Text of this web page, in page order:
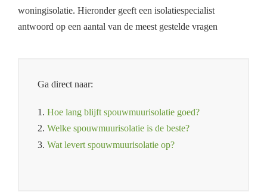
woningisolatie. Hieronder geeft een isolatiespecialist
antwoord op een aantal van de meest gestelde vragen
Ga direct naar:
1. Hoe lang blijft spouwmuurisolatie goed?
2. Welke spouwmuurisolatie is de beste?
3. Wat levert spouwmuurisolatie op?